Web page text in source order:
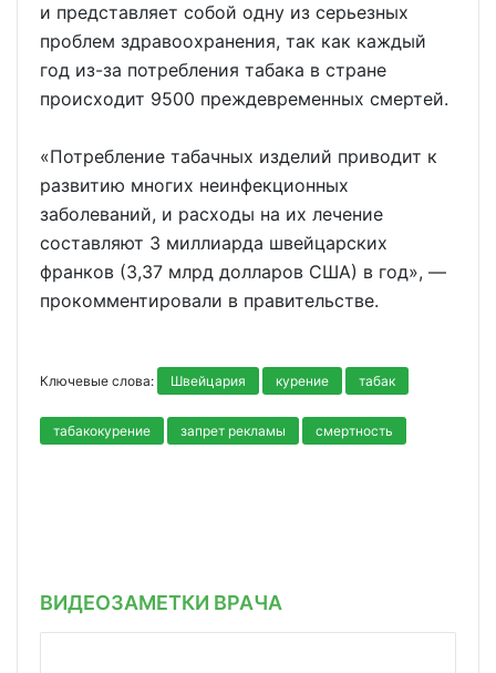
и представляет собой одну из серьезных
проблем здравоохранения, так как каждый
год из-за потребления табака в стране
происходит 9500 преждевременных смертей.
«Потребление табачных изделий приводит к
развитию многих неинфекционных
заболеваний, и расходы на их лечение
составляют 3 миллиарда швейцарских
франков (3,37 млрд долларов США) в год», —
прокомментировали в правительстве.
Ключевые слова: Швейцария курение табак
табакокурение запрет рекламы смертность
ВИДЕОЗАМЕТКИ ВРАЧА